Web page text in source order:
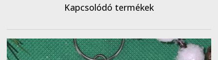
Kapcsolódó termékek